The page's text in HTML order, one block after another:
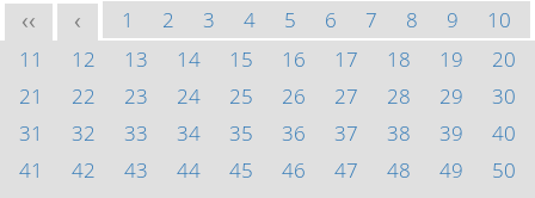
<< < 1 2 3 4 5 6 7 8 9
10
11
12 13 14 15 16 17 18 19
20
21
22 23 24 25 26 27 28 29
30
31
32 33 34 35 36 37 38 39
40
41
42 43 44 45 46 47 48 49
50